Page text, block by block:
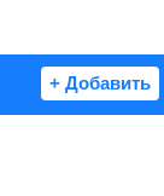
+ Добавить